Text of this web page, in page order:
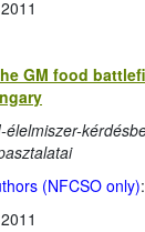
GM food
élelmiszer-
(NFCSO only):